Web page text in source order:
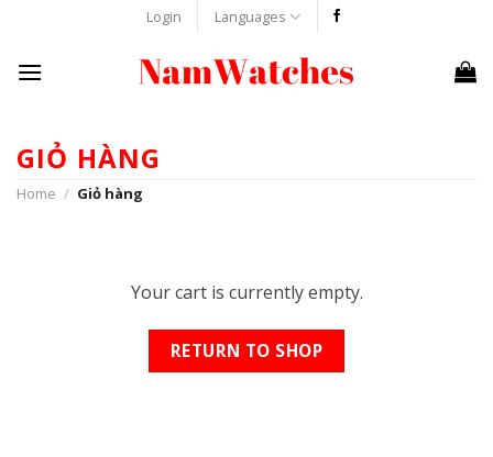
content
Login Languages
GIỎ HÀNG
Home / Giỏ hàng
Your cart is currently empty.
RETURN TO SHOP